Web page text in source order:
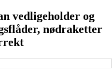
vedligeholder og
nødraketter